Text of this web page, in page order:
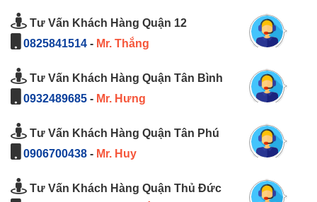
Tư Vấn Khách Hàng Quận 12
0825841514 - Mr. Thắng
Tư Vấn Khách Hàng Quận Tân Bình
0932489685 - Mr. Hưng
Tư Vấn Khách Hàng Quận Tân Phú
0906700438 - Mr. Huy
Tư Vấn Khách Hàng Quận Thủ Đức